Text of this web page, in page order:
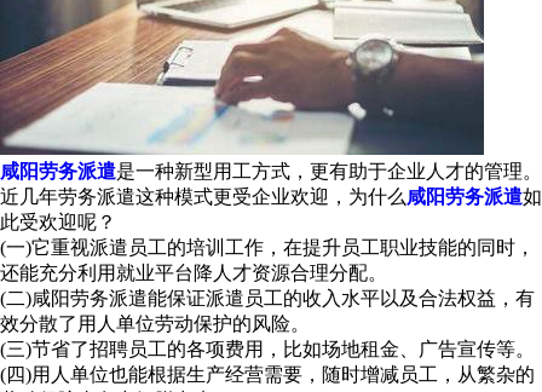
咸阳劳务派遣是一种新型用工方式，更有助于企业人才的管理。
近几年劳务派遣这种模式更受企业欢迎，为什么 咸阳劳务派遣如
此受欢迎呢？
(一)它重视派遣员工的培训工作，在提升员工职业技能的同时，
还能充分利用就业平台降人才资源合理分配。
(二)咸阳劳务派遣能保证派遣员工的收入水平以及合法权益，有
效分散了用人单位劳动保护的风险。
(三)节省了招聘员工的各项费用，比如场地租金、广告宣传等。
(四)用人单位也能根据生产经营需要，随时增减员工，从繁杂的